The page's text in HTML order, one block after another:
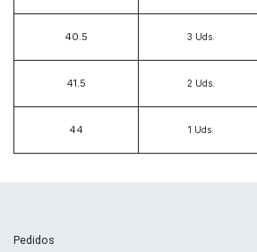
40.5 3 Uds.
41.5 2 Uds.
44 1 Uds.
Pedidos